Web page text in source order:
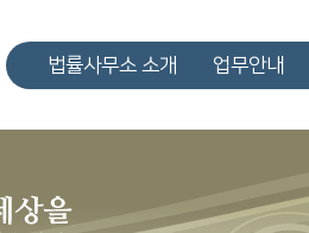
법률사무소 소개 업무안내